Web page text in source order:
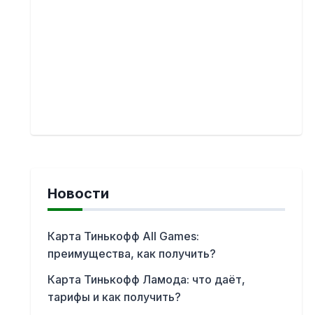
Новости
Карта Тинькофф All Games:
преимущества, как получить?
Карта Тинькофф Ламода: что даёт,
тарифы и как получить?